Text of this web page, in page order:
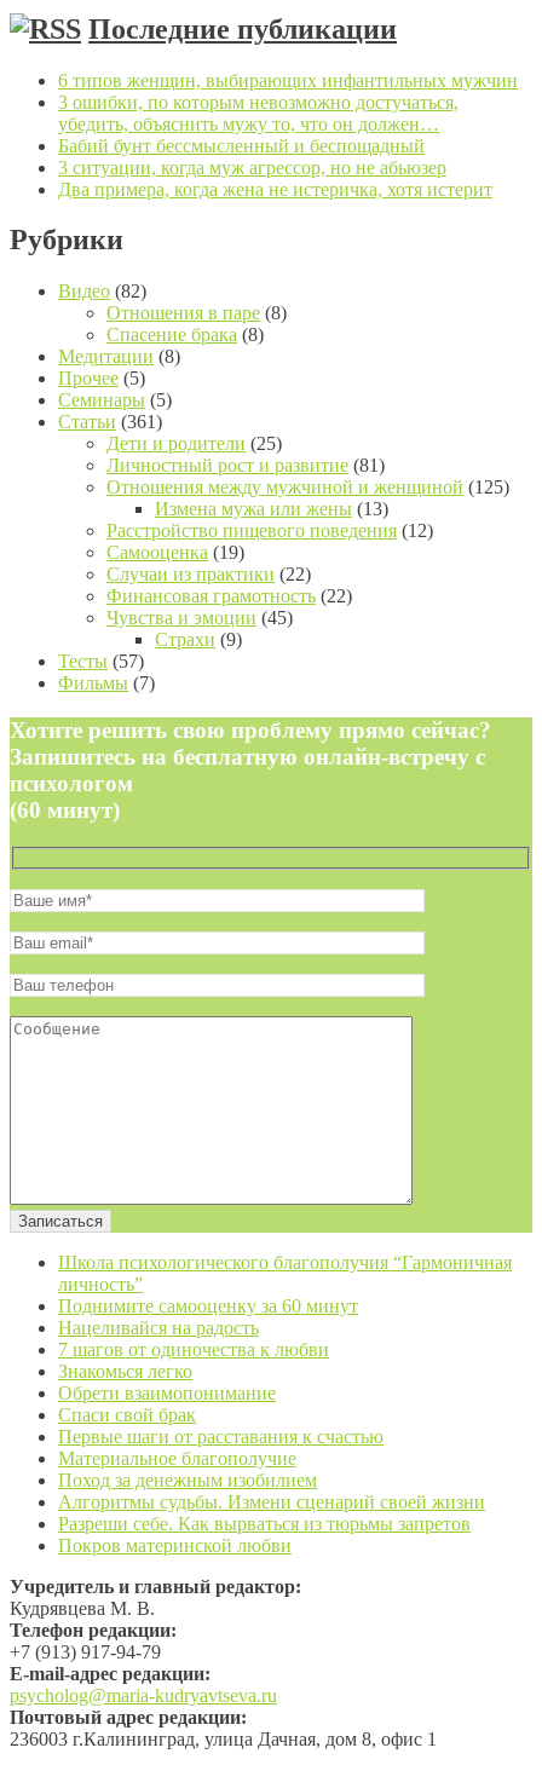
Последние публикации
6 типов женщин, выбирающих инфантильных мужчин
3 ошибки, по которым невозможно достучаться,
убедить, объяснить мужу то, что он должен…
Бабий бунт бессмысленный и беспощадный
3 ситуации, когда муж агрессор, но не абьюзер
Два примера, когда жена не истеричка, хотя истерит
Рубрики
Видео (82)
Отношения в паре (8)
Спасение брака (8)
Медитации (8)
Прочее (5)
Семинары (5)
Статьи (361)
Дети и родители (25)
Личностный рост и развитие (81)
Отношения между мужчиной и женщиной (125)
Измена мужа или жены (13)
Расстройство пищевого поведения (12)
Самооценка (19)
Случаи из практики (22)
Финансовая грамотность (22)
Чувства и эмоции (45)
Страхи (9)
Тесты (57)
Фильмы (7)
Хотите решить свою проблему прямо сейчас?
Запишитесь на бесплатную онлайн-встречу с
психологом
(60 минут)
Школа психологического благополучия “Гармоничная
личность”
Поднимите самооценку за 60 минут
Нацеливайся на радость
7 шагов от одиночества к любви
Знакомься легко
Обрети взаимопонимание
Спаси свой брак
Первые шаги от расставания к счастью
Материальное благополучие
Поход за денежным изобилием
Алгоритмы судьбы. Измени сценарий своей жизни
Разреши себе. Как вырваться из тюрьмы запретов
Покров материнской любви
Учредитель и главный редактор:
Кудрявцева М. В.
Телефон редакции:
+7 (913) 917-94-79
Е-mail-адрес редакции:
psycholog@maria-kudryavtseva.ru
Почтовый адрес редакции:
236003 г.Калининград, улица Дачная, дом 8, офис 1